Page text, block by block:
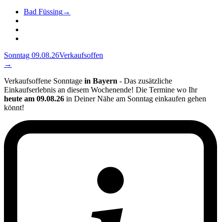
Bad Füssing→
Sonntag 09.08.26Verkaufsoffen
→
Verkaufsoffene Sonntage in Bayern - Das zusätzliche
Einkaufserlebnis an diesem Wochenende! Die Termine wo Ihr
heute am 09.08.26 in Deiner Nähe am Sonntag einkaufen gehen
könnt!